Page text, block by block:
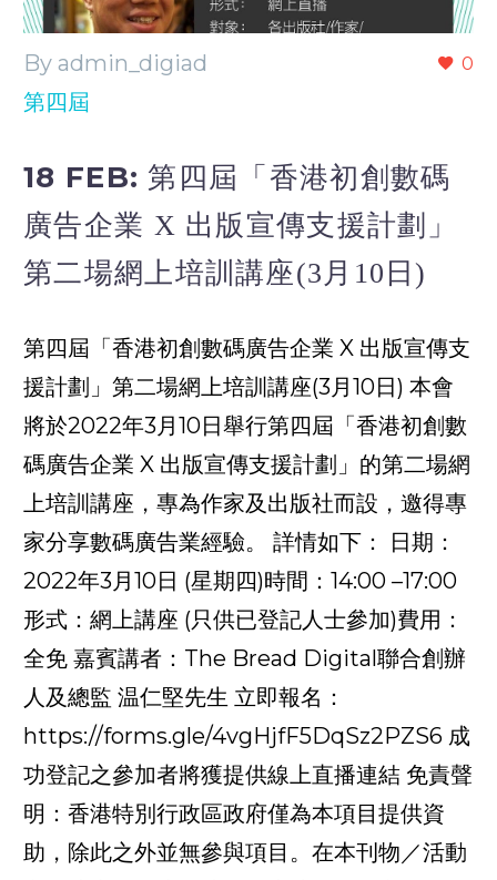
0
By admin_digiad
第四屆
18 FEB: 第四屆「香港初創數碼
廣告企業 X 出版宣傳支援計劃」
第二場網上培訓講座(3月10日)
第四屆「香港初創數碼廣告企業 X 出版宣傳支
援計劃」第二場網上培訓講座(3月10日) 本會
將於2022年3月10日舉行第四屆「香港初創數
碼廣告企業 X 出版宣傳支援計劃」的第二場網
上培訓講座，專為作家及出版社而設，邀得專
家分享數碼廣告業經驗。 詳情如下： 日期：
2022年3月10日 (星期四)時間：14:00 –17:00
形式：網上講座 (只供已登記人士參加)費用：
全免 嘉賓講者：The Bread Digital聯合創辦
人及總監 温仁堅先生 立即報名：
https://forms.gle/4vgHjfF5DqSz2PZS6 成
功登記之參加者將獲提供線上直播連結 免責聲
明：香港特別行政區政府僅為本項目提供資
助，除此之外並無參與項目。在本刊物／活動